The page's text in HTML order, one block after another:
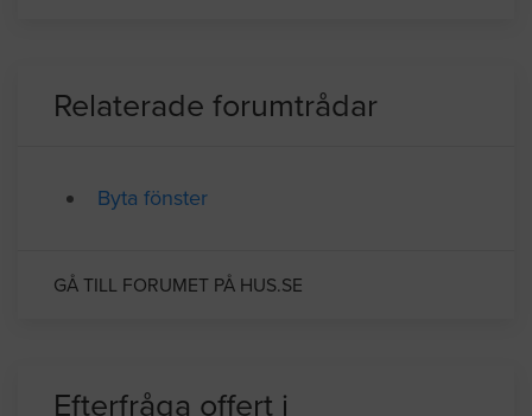
Relaterade forumtrådar
Byta fönster